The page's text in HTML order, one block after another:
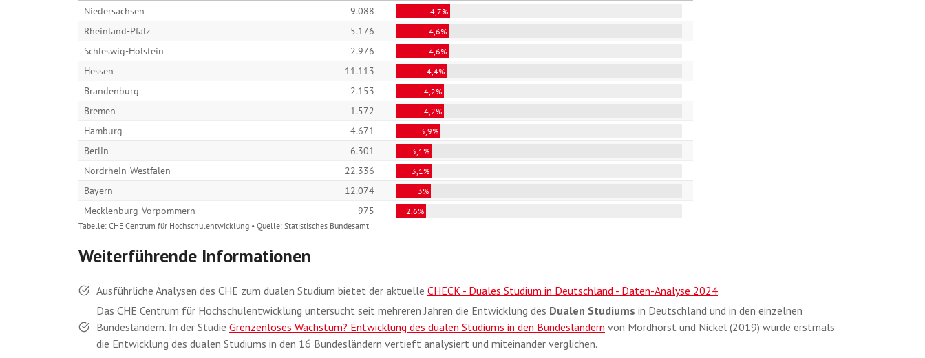
Weiterführende Informationen
Ausführliche Analysen des CHE zum dualen Studium bietet der aktuelle CHECK - Duales Studium in Deutschland - Daten-Analyse 2024.
Das CHE Centrum für Hochschulentwicklung untersucht seit mehreren Jahren die Entwicklung des Dualen Studiums in Deutschland und in den einzelnen
Bundesländern. In der Studie Grenzenloses Wachstum? Entwicklung des dualen Studiums in den Bundesländern von Mordhorst und Nickel (2019) wurde erstmals
die Entwicklung des dualen Studiums in den 16 Bundesländern vertieft analysiert und miteinander verglichen.